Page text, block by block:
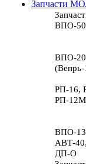
Запчасти
ВПО-
ВПО-
РП-16,
РП-
ВПО-
АВТ-
ДП-О